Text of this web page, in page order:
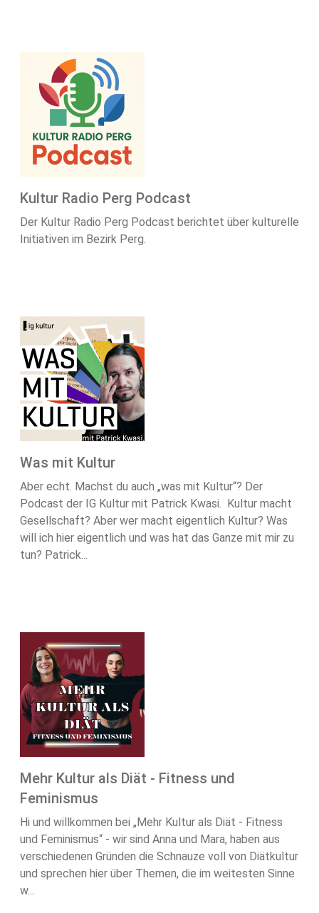
Kultur Radio Perg Podcast
Der Kultur Radio Perg Podcast berichtet über kulturelle
Initiativen im Bezirk Perg.
Was mit Kultur
Aber echt. Machst du auch „was mit Kultur“? Der
Podcast der IG Kultur mit Patrick Kwasi. Kultur macht
Gesellschaft? Aber wer macht eigentlich Kultur? Was
will ich hier eigentlich und was hat das Ganze mit mir zu
tun? Patrick...
Mehr Kultur als Diät - Fitness und
Feminismus
Hi und willkommen bei „Mehr Kultur als Diät - Fitness
und Feminismus“ - wir sind Anna und Mara, haben aus
verschiedenen Gründen die Schnauze voll von Diätkultur
und sprechen hier über Themen, die im weitesten Sinne
w...